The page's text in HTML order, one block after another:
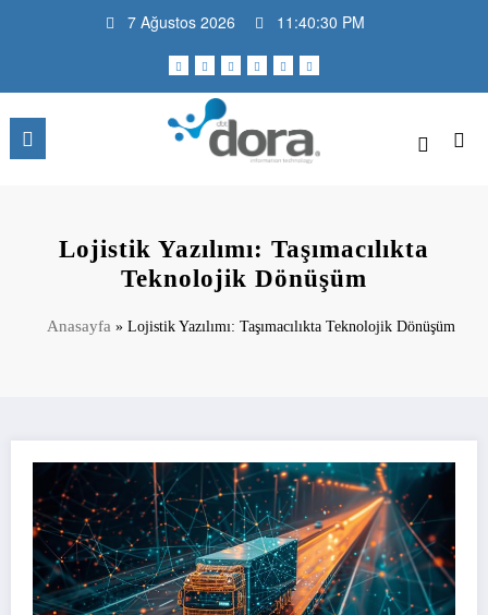
7 Ağustos 2026 11:40:31 PM
Lojistik Yazılımı: Taşımacılıkta
Teknolojik Dönüşüm
Anasayfa »Lojistik Yazılımı: Taşımacılıkta Teknolojik Dönüşüm